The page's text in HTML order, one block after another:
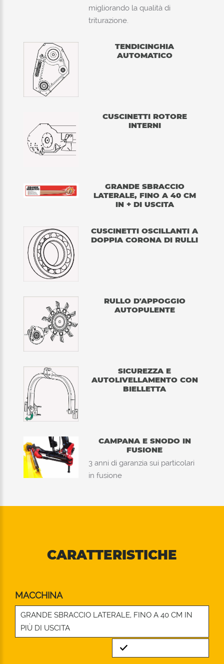
migliorando la qualità di
triturazione.
TENDICINGHIA
AUTOMATICO
CUSCINETTI ROTORE
INTERNI
GRANDE SBRACCIO
LATERALE, FINO A 40 CM
IN + DI USCITA
CUSCINETTI OSCILLANTI A
DOPPIA CORONA DI RULLI
RULLO D'APPOGGIO
AUTOPULENTE
SICUREZZA E
AUTOLIVELLAMENTO CON
BIELLETTA
CAMPANA E SNODO IN
FUSIONE
3 anni di garanzia sui particolari
in fusione
CARATTERISTICHE
MACCHINA
GRANDE SBRACCIO LATERALE, FINO A 40 CM IN
PIÙ DI USCITA
Standard